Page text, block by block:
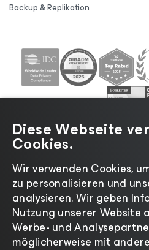
Backup & Replikation
©2026 Veeam® Software |
Cookies|Rechtliches |
Lieferanten-
Diese Webseite
Cookies.
Wir verwenden Cookies,
zu personalisieren und
analysieren. Wir geben
Nutzung unserer Website
Werbe- und
möglicherweise mit